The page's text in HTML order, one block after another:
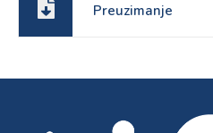
Preuzimanje